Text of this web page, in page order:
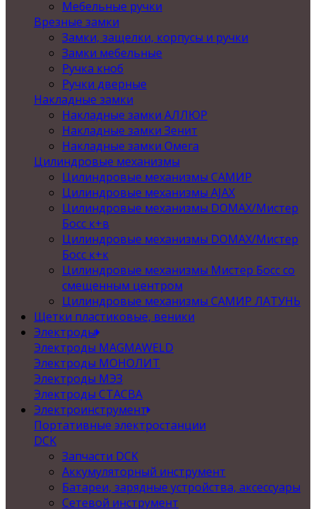
Мебельные ручки
Врезные замки
Замки, защелки, корпусы и ручки
Замки мебельные
Ручка кноб
Ручки дверные
Накладные замки
Накладные замки АЛЛЮР
Накладные замки Зенит
Накладные замки Омега
Цилиндровые механизмы
Цилиндровые механизмы САМИР
Цилиндровые механизмы AJAX
Цилиндровые механизмы DOMAX/Мистер
Босс к+в
Цилиндровые механизмы DOMAX/Мистер
Босс к+к
Цилиндровые механизмы Мистер Босс со
смещенным центром
Цилиндровые механизмы САМИР ЛАТУНЬ
Щетки пластиковые, веники
Электроды
Электроды MAGMAWELD
Электроды МОНОЛИТ
Электроды МЭЗ
Электроды СТАСВА
Электроинструмент
Портативные электростанции
DCK
Запчасти DCK
Аккумуляторный инструмент
Батареи, зарядные устройства, аксессуары
Сетевой инструмент